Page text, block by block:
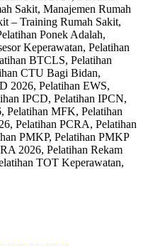
Sakit, Manajemen Rumah
– Training Rumah Sakit,
Ponek Adalah,
Keperawatan, Pelatihan
BTCLS, Pelatihan
CTU Bagi Bidan,
2026, Pelatihan EWS,
IPCD, Pelatihan IPCN,
Pelatihan MFK, Pelatihan
Pelatihan PCRA, Pelatihan
PMKP, Pelatihan PMKP
2026, Pelatihan Rekam
TOT Keperawatan,